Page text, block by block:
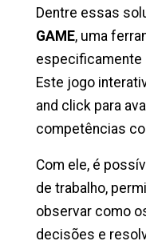
Dentre essas
GAME, uma
Este jogo
and click para
competências
Com ele, é
de trabalho,
observar como
decisões e